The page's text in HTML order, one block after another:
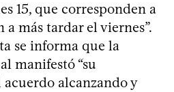
15, que corresponden a
a más tardar el viernes”.
se informa que la
manifestó “su
alcanzando y